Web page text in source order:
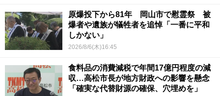
原爆投下から81年 岡山市で慰霊祭 被
爆者や遺族が犠牲者を追悼「一番に平和
しかない」
2026/8/6(木)16:45
食料品の消費減税で年間17億円程度の減
収…高松市長が地方財政への影響を懸念
「確実な代替財源の確保、穴埋めを」